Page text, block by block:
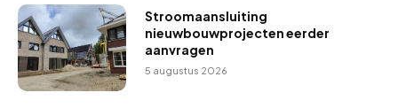
Stroomaansluiting
nieuwbouwprojecten eerder
aanvragen
5 augustus 2026